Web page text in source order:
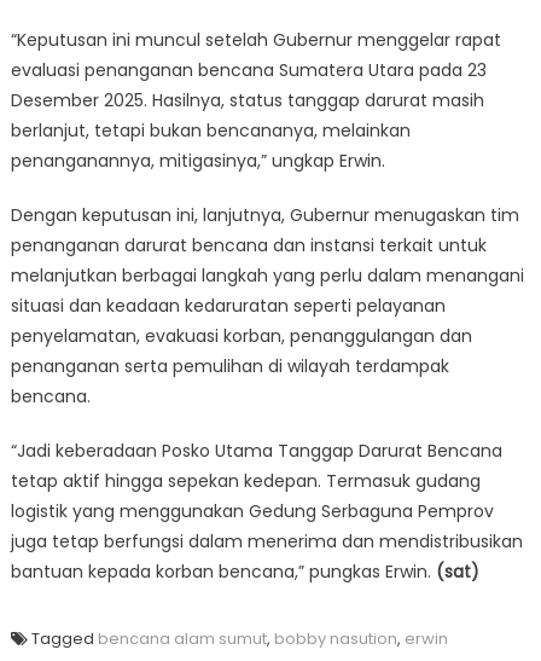
“Keputusan ini muncul setelah Gubernur menggelar rapat
evaluasi penanganan bencana Sumatera Utara pada 23
Desember 2025. Hasilnya, status tanggap darurat masih
berlanjut, tetapi bukan bencananya, melainkan
penanganannya, mitigasinya,” ungkap Erwin.
Dengan keputusan ini, lanjutnya, Gubernur menugaskan tim
penanganan darurat bencana dan instansi terkait untuk
melanjutkan berbagai langkah yang perlu dalam menangani
situasi dan keadaan kedaruratan seperti pelayanan
penyelamatan, evakuasi korban, penanggulangan dan
penanganan serta pemulihan di wilayah terdampak
bencana.
“Jadi keberadaan Posko Utama Tanggap Darurat Bencana
tetap aktif hingga sepekan kedepan. Termasuk gudang
logistik yang menggunakan Gedung Serbaguna Pemprov
juga tetap berfungsi dalam menerima dan mendistribusikan
bantuan kepada korban bencana,” pungkas Erwin. (sat)
Tagged bencana alam sumut, bobby nasution, erwin